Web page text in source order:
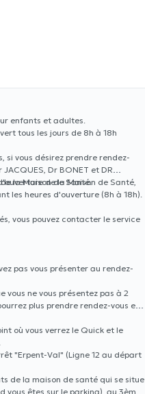
enfants et adultes.
tous les jours de 8h à 18h
si vous désirez prendre rendez-
Dr BONET et DR
la Maison de Santé.
de la Maison de Santé,
les heures d'ouverture (8h à 18h).
vous pouvez contacter le service
pas vous présenter au rendez-
vous ne vous présentez pas à 2
plus prendre rendez-vous en
où vous verrez le Quick et le
"Erpent-Val" (Ligne 12 au départ
de la maison de santé qui se situe
êtes sur le parking), au 3ème